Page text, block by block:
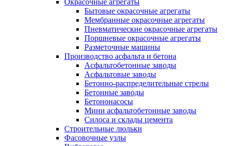
Окрасочные агрегаты
Бытовые окрасочные агрегаты
Мембранные окрасочные агрегаты
Пневматические окрасочные агрегаты
Поршневые окрасочные агрегаты
Разметочные машины
Производство асфальта и бетона
Асфальтобетонные заводы
Асфальтовые заводы
Бетонно-распределительные стрелы
Бетонные заводы
Бетононасосы
Мини асфальтобетонные заводы
Силоса и склады цемента
Строительные люльки
Фасовочные узлы